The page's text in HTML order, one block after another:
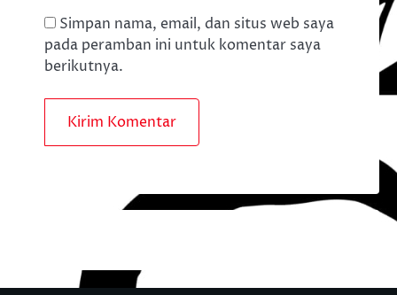
Simpan nama, email, dan situs web saya
pada peramban ini untuk komentar saya
berikutnya.